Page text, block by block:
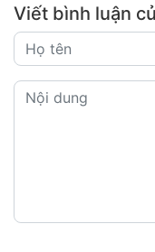
Viết bình luận